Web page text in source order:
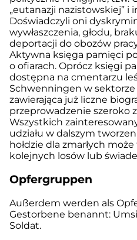
„eutanazji nazistowskiej” i
Doświadczyli oni
wywłaszczenia, głodu,
deportacji do obozów
Aktywna księga pamięci
o ofiarach. Oprócz księgi
dostępna na cmentarzu
Schwenningen w sektorze
zawierająca już liczne
przeprowadzenie szeroko
Wszystkich
udziału w dalszym
hołdzie dla zmarłych
kolejnych losów lub
Opfergruppen
Außerdem werden als
Gestorbene benannt:
Soldat.